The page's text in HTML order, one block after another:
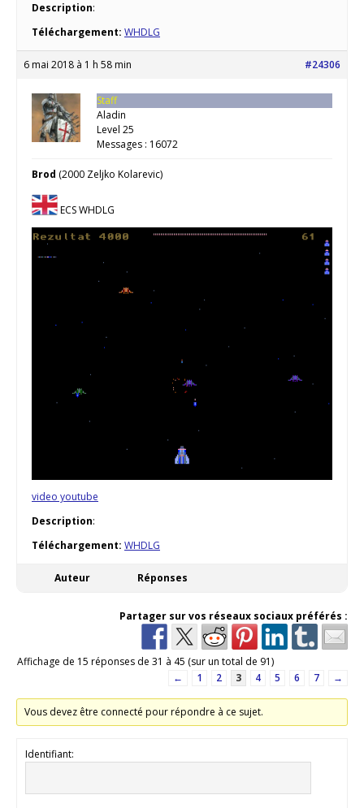
Description:
Téléchargement: WHDLG
6 mai 2018 à 1 h 58 min #24306
Staff
Aladin
Level 25
Messages : 16072
Brod (2000 Zeljko Kolarevic)
ECS WHDLG
video youtube
Description:
Téléchargement: WHDLG
Auteur Réponses
Partager sur vos réseaux sociaux préférés :
Affichage de 15 réponses de 31 à 45 (sur un total de 91)
←
1 2 3 4 5 6 7 →
Vous devez être connecté pour répondre à ce sujet.
Identifiant: